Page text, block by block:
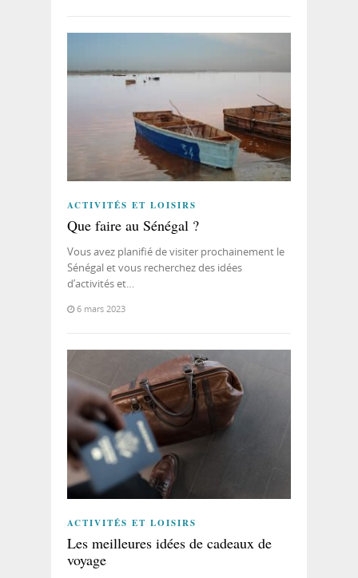
ACTIVITÉS ET LOISIRS
Que faire au Sénégal ?
Vous avez planifié de visiter prochainement le
Sénégal et vous recherchez des idées
d’activités et…
6 mars 2023
ACTIVITÉS ET LOISIRS
Les meilleures idées de cadeaux de
voyage